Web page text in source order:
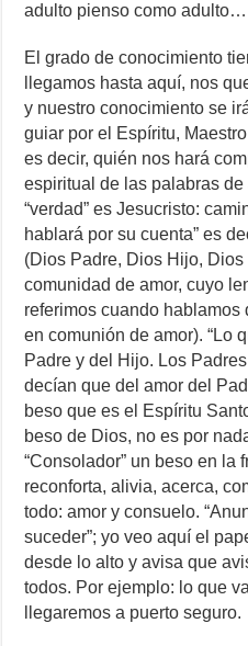
adulto pienso como adulto…
El grado de conocimiento
llegamos hasta aquí, nos
y nuestro conocimiento se
guiar por el Espíritu,
es decir, quién nos hará
espiritual de las palabras
“verdad” es Jesucristo:
hablará por su cuenta” es
(Dios Padre, Dios Hijo,
comunidad de amor, cuyo
referimos cuando hablamos
en comunión de amor). “Lo
Padre y del Hijo. Los
decían que del amor del
beso que es el Espíritu
beso de Dios, no es por
“Consolador” un beso en la
reconforta, alivia, acerca,
todo: amor y consuelo.
suceder”; yo veo aquí el
desde lo alto y avisa que
todos. Por ejemplo: lo que
llegaremos a puerto seguro.